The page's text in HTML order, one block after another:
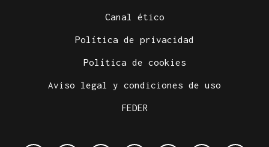
Canal ético
Política de privacidad
Política de cookies
Aviso legal y condiciones de uso
FEDER